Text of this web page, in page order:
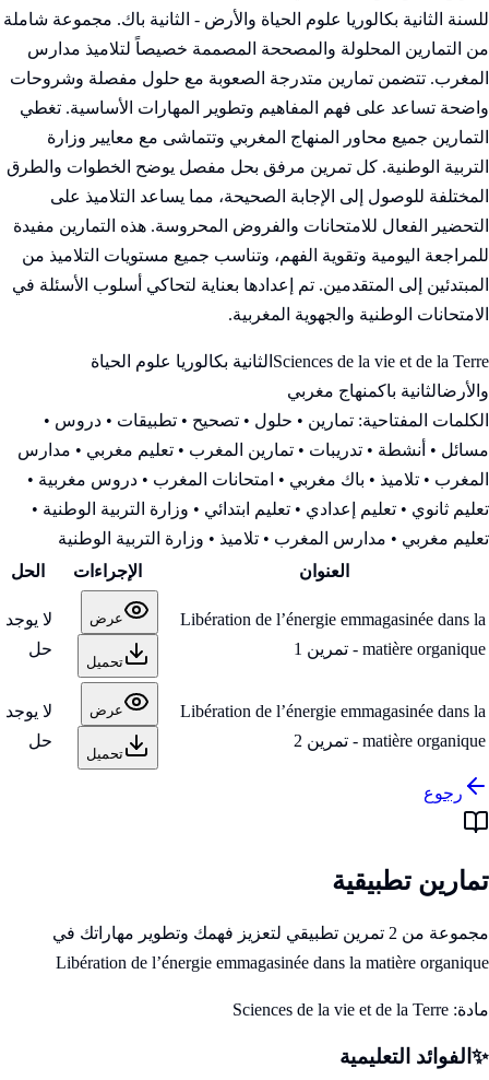
للسنة الثانية بكالوريا علوم الحياة والأرض - الثانية باك. مجموعة شاملة
من التمارين المحلولة والمصححة المصممة خصيصاً لتلاميذ مدارس
المغرب. تتضمن تمارين متدرجة الصعوبة مع حلول مفصلة وشروحات
واضحة تساعد على فهم المفاهيم وتطوير المهارات الأساسية. تغطي
التمارين جميع محاور المنهاج المغربي وتتماشى مع معايير وزارة
التربية الوطنية. كل تمرين مرفق بحل مفصل يوضح الخطوات والطرق
المختلفة للوصول إلى الإجابة الصحيحة، مما يساعد التلاميذ على
التحضير الفعال للامتحانات والفروض المحروسة. هذه التمارين مفيدة
للمراجعة اليومية وتقوية الفهم، وتناسب جميع مستويات التلاميذ من
المبتدئين إلى المتقدمين. تم إعدادها بعناية لتحاكي أسلوب الأسئلة في
الامتحانات الوطنية والجهوية المغربية.
Sciences de la vie et de la Terre الثانية بكالوريا علوم الحياة
والأرضالثانية باكمنهاج مغربي
الكلمات المفتاحية: تمارين • حلول • تصحيح • تطبيقات • دروس •
مسائل • أنشطة • تدريبات • تمارين المغرب • تعليم مغربي • مدارس
المغرب • تلاميذ • باك مغربي • امتحانات المغرب • دروس مغربية •
تعليم ثانوي • تعليم إعدادي • تعليم ابتدائي • وزارة التربية الوطنية •
تعليم مغربي • مدارس المغرب • تلاميذ • وزارة التربية الوطنية
العنوان
الإجراءات الحل
Libération de l’énergie emmagasinée dans la
matière organique - تمرين 1
عرض
تحميل
لا يوجد
حل
Libération de l’énergie emmagasinée dans la
matière organique - تمرين 2
عرض
تحميل
لا يوجد
حل
رجوع
تمارين تطبيقية
مجموعة من 2 تمرين تطبيقي لتعزيز فهمك وتطوير مهاراتك في
Libération de l’énergie emmagasinée dans la matière organique
مادة: Sciences de la vie et de la Terre
✨ الفوائد التعليمية